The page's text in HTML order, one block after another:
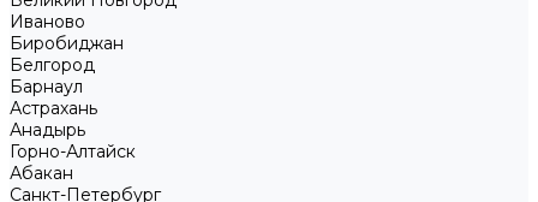
Иваново
Биробиджан
Белгород
Барнаул
Астрахань
Анадырь
Горно-Алтайск
Абакан
Санкт-Петербург